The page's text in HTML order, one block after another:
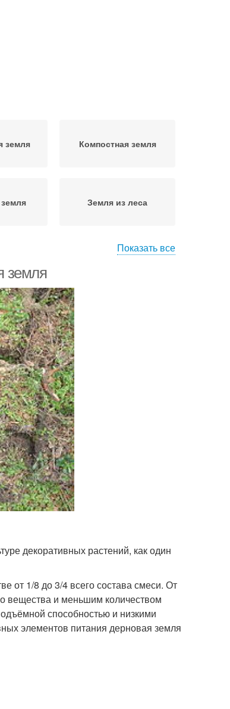
земля Компостная земля
Земля из леса
Показать все
земля
декоративных растений, как один
от 1/8 до 3/4 всего состава смеси. От
вещества и меньшим количеством
способностью и низкими
элементов питания дерновая земля